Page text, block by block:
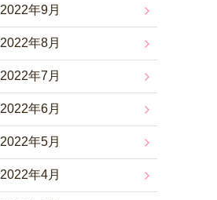
2022年9月
2022年8月
2022年7月
2022年6月
2022年5月
2022年4月